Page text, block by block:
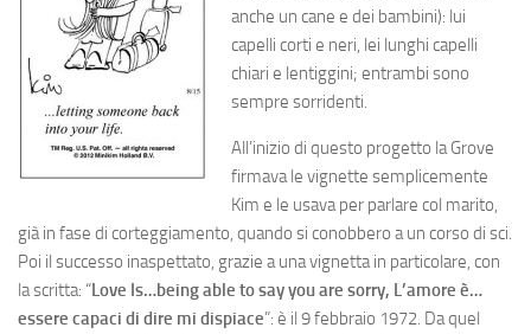
anche un cane e dei bambini): lui
capelli corti e neri, lei lunghi capelli
chiari e lentiggini; entrambi sono
sempre sorridenti.
All’inizio di questo progetto la Grove
firmava le vignette semplicemente
Kim e le usava per parlare col marito,
già in fase di corteggiamento, quando si conobbero a un corso di sci.
Poi il successo inaspettato, grazie a una vignetta in particolare, con
la scritta: “Love Is…being able to say you are sorry, L’amore è…
essere capaci di dire mi dispiace”: è il 9 febbraio 1972. Da quel